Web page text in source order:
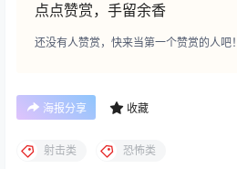
点点赞赏，手留余香
还没有人赞赏，快来当第一个赞赏的人吧！
海报分享 收藏
射击类 恐怖类